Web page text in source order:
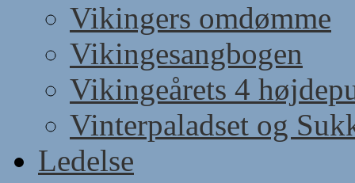
Vikingers omdømme
Vikingesangbogen
Vikingeårets 4
Vinterpaladset og
Ledelse